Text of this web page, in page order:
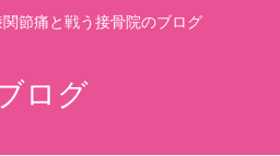
節痛と戦う接骨院のブログ
ログ